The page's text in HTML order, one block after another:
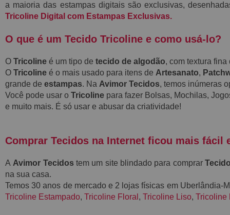
a maioria das estampas digitais são exclusivas,
Tricoline Digital com Estampas Exclusivas.
O que é um Tecido Tricoline e como usá-lo?
O Tricoline é um tipo de tecido de algodão, com textura
O Tricoline é o mais usado para itens de Artesanato,
grande de estampas. Na Avimor Tecidos, temos inúmeras
Você pode usar o Tricoline para fazer Bolsas, Mochilas,
e muito mais. É só usar e abusar da criatividade!
Comprar Tecidos na Internet ficou mais fácil
A Avimor Tecidos tem um site blindado para comprar
na sua casa.
Temos 30 anos de mercado e 2 lojas físicas em Uberlândia-
Tricoline Estampado, Tricoline Floral , Tricoline Liso, Tricoline